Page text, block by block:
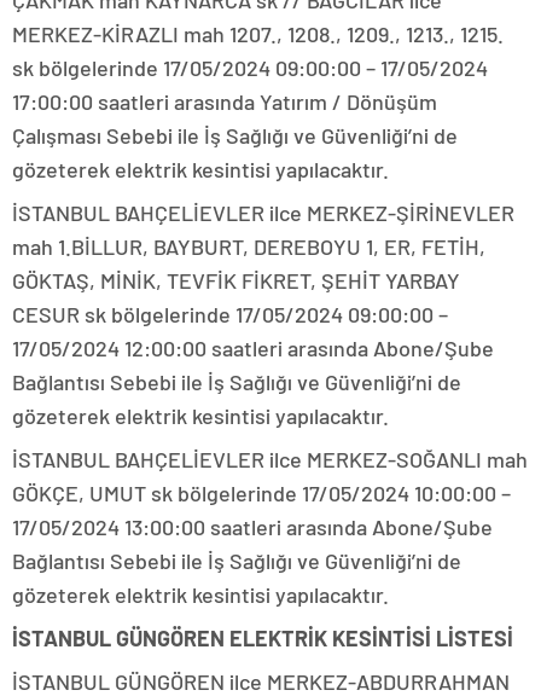
MERKEZ-KİRAZLI mah 1207., 1208., 1209., 1213., 1215.
sk bölgelerinde 17/05/2024 09:00:00 – 17/05/2024
17:00:00 saatleri arasında Yatırım / Dönüşüm
Çalışması Sebebi ile İş Sağlığı ve Güvenliği’ni de
gözeterek elektrik kesintisi yapılacaktır.
İSTANBUL BAHÇELİEVLER ilce MERKEZ-ŞİRİNEVLER
mah 1.BİLLUR, BAYBURT, DEREBOYU 1, ER, FETİH,
GÖKTAŞ, MİNİK, TEVFİK FİKRET, ŞEHİT YARBAY
CESUR sk bölgelerinde 17/05/2024 09:00:00 –
17/05/2024 12:00:00 saatleri arasında Abone/Şube
Bağlantısı Sebebi ile İş Sağlığı ve Güvenliği’ni de
gözeterek elektrik kesintisi yapılacaktır.
İSTANBUL BAHÇELİEVLER ilce MERKEZ-SOĞANLI mah
GÖKÇE, UMUT sk bölgelerinde 17/05/2024 10:00:00 –
17/05/2024 13:00:00 saatleri arasında Abone/Şube
Bağlantısı Sebebi ile İş Sağlığı ve Güvenliği’ni de
gözeterek elektrik kesintisi yapılacaktır.
İSTANBUL GÜNGÖREN ELEKTRİK KESİNTİSİ LİSTESİ
İSTANBUL GÜNGÖREN ilce MERKEZ-ABDURRAHMAN